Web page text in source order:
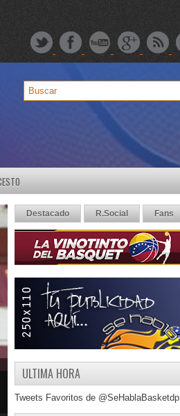
Destacado R.Social Fans
ULTIMA HORA
Tweets Favoritos de @SeHablaBasketdp